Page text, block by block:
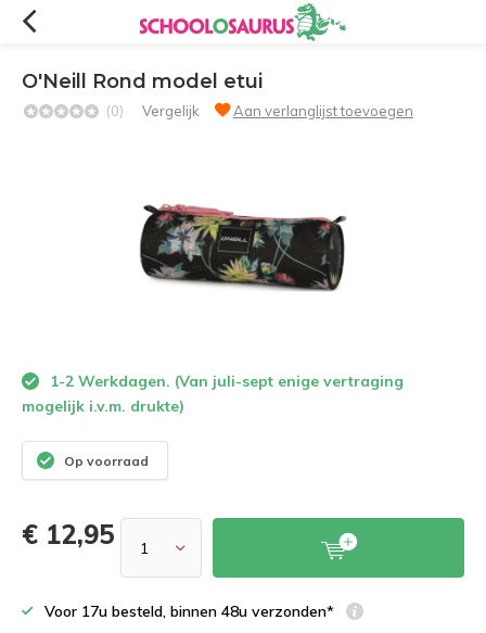
O'Neill Rond model etui
(0) Vergelijk Aan verlanglijst toevoegen
1-2 Werkdagen. (Van juli-sept enige vertraging
mogelijk i.v.m. drukte)
Op voorraad
€ 12,95
Voor 17u besteld, binnen 48u verzonden*